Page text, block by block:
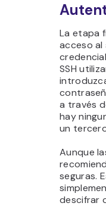
La etapa
acceso al
SSH
a través
hay
un
Aunque
seguras.
descifrar